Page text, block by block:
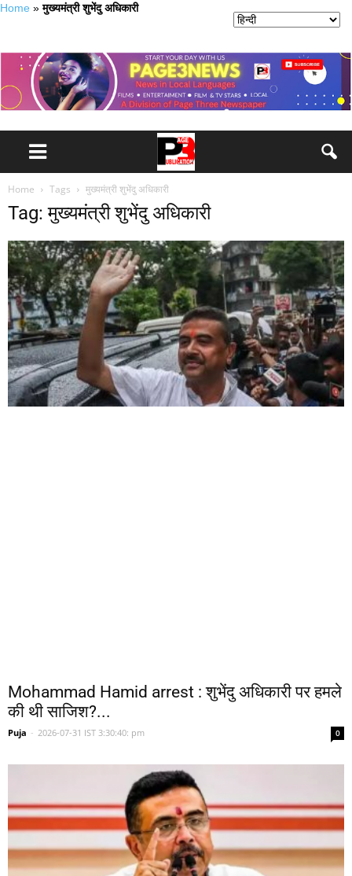
Home »मुख्यमंत्री शुभेंदु अधिकारी
Home Tags मुख्यमंत्री शुभेंदु अधिकारी
Tag: मुख्यमंत्री शुभेंदु अधिकारी
Mohammad Hamid arrest : शुभेंदु अधिकारी पर हमले
की थी साजिश?...
Puja - 2026-07-31 IST 3:30:40: pm 0